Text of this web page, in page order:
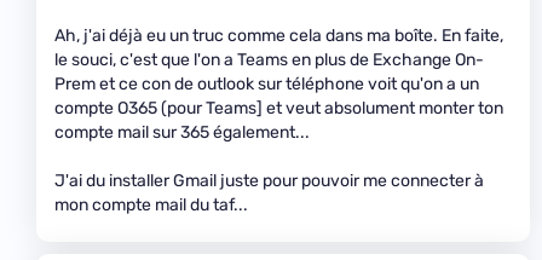
Ah, j'ai déjà eu un truc comme cela dans ma boîte. En faite,
le souci, c'est que l'on a Teams en plus de Exchange On-
Prem et ce con de outlook sur téléphone voit qu'on a un
compte O365 (pour Teams] et veut absolument monter ton
compte mail sur 365 également...
J'ai du installer Gmail juste pour pouvoir me connecter à
mon compte mail du taf...